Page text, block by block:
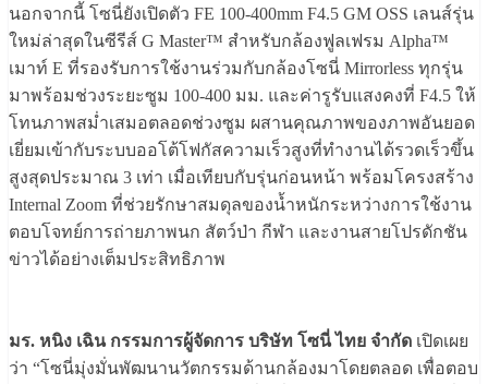
นอกจากนี้ โซนี่ยังเปิดตัว FE 100-400mm F4.5 GM OSS เลนส์รุ่น
ใหม่ล่าสุดในซีรีส์ G Master™ สำหรับกล้องฟูลเฟรม Alpha™
เมาท์ E ที่รองรับการใช้งานร่วมกับกล้องโซนี่ Mirrorless ทุกรุ่น
มาพร้อมช่วงระยะซูม 100-400 มม. และค่ารูรับแสงคงที่ F4.5 ให้
โทนภาพสม่ำเสมอตลอดช่วงซูม ผสานคุณภาพของภาพอันยอด
เยี่ยมเข้ากับระบบออโต้โฟกัสความเร็วสูงที่ทำงานได้รวดเร็วขึ้น
สูงสุดประมาณ 3 เท่า เมื่อเทียบกับรุ่นก่อนหน้า พร้อมโครงสร้าง
Internal Zoom ที่ช่วยรักษาสมดุลของน้ำหนักระหว่างการใช้งาน
ตอบโจทย์การถ่ายภาพนก สัตว์ป่า กีฬา และงานสายโปรดักชัน
ข่าวได้อย่างเต็มประสิทธิภาพ
มร. หนิง เฉิน กรรมการผู้จัดการ บริษัท โซนี่ ไทย จำกัด เปิดเผย
ว่า “โซนี่มุ่งมั่นพัฒนานวัตกรรมด้านกล้องมาโดยตลอด เพื่อตอบ